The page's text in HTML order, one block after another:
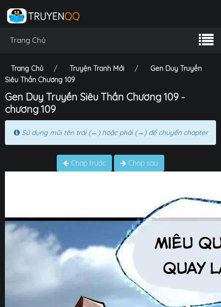
Trang Chủ
Trang Chủ Truyện Tranh Mới
Gen Duy Truyền
Siêu Thần Chương 109
Gen Duy Truyền Siêu Thần Chương 109 -
chương 109
Sử dụng mũi tên trái (←) hoặc phải (→) để chuyển chapter
Chap trước Chap sau